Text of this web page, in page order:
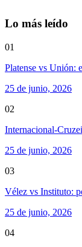
Lo más leído
01
Platense vs Unión:
25 de junio, 2026
02
Internacional-
25 de junio, 2026
03
Vélez vs Instituto:
25 de junio, 2026
04